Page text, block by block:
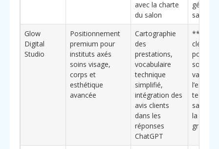
avec la charte
du salon
gérants
salons
Glow
Digital
Studio
Positionnement
premium pour
instituts axés
soins visage,
corps et
esthétique
avancée
Cartographie
des
prestations,
vocabulaire
technique
simplifié,
intégration des
avis clients
dans les
réponses
ChatGPT
clé :**
pour
valoriser
sans
la
grand